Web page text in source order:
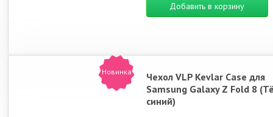
Добавить в корзину
Новинка
Чехол VLP Kevlar Case для
Samsung Galaxy Z Fold 8
синий)